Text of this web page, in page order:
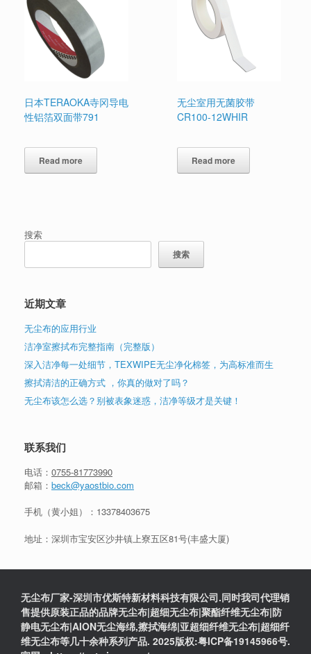
日本TERAOKA寺冈导电
性铝箔双面带791
Read more
无尘室用无菌胶带
CR100-12WHIR
Read more
搜索
搜索
近期文章
无尘布的应用行业
洁净室擦拭布完整指南（完整版）
深入洁净每一处细节，TEXWIPE无尘净化棉签，为高标准而生
擦拭清洁的正确方式 ，你真的做对了吗？
无尘布该怎么选？别被表象迷惑，洁净等级才是关键！
联系我们
电话： 0755-81773990
邮箱： beck@yaostbio.com
手机（黄小姐）： 13378403675
地址：深圳市宝安区沙井镇上寮五区81号(丰盛大厦)
无尘布厂家-深圳市优斯特新材料科技有限公司.同时我司代理销
售提供原装正品的品牌无尘布|超细无尘布|聚酯纤维无尘布|防
静电无尘布|AION无尘海绵,擦拭海绵|亚超细纤维无尘布|超细纤
维无尘布等几十余种系列产品. 2025版权:粤ICP备19145966号.